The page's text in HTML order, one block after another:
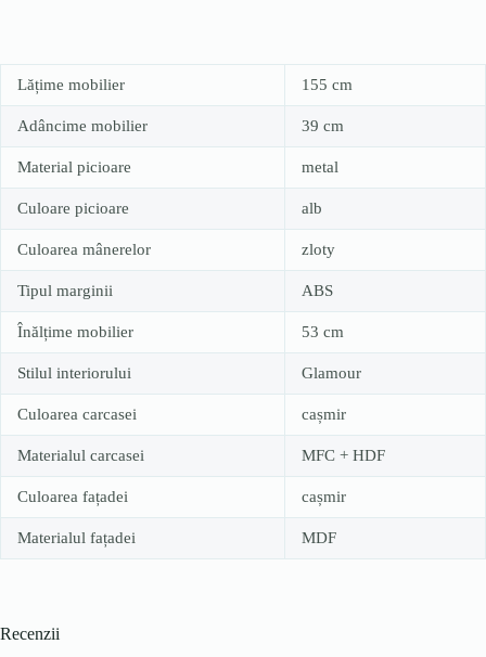
Lățime mobilier 155 cm
Adâncime mobilier 39 cm
Material picioare metal
Culoare picioare alb
Culoarea mânerelor zloty
Tipul marginii ABS
Înălțime mobilier 53 cm
Stilul interiorului Glamour
Culoarea carcasei cașmir
Materialul carcasei MFC + HDF
Culoarea fațadei cașmir
Materialul fațadei MDF
Recenzii